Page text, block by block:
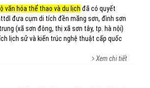
văn hóa thể thao và du lịch đã có quyết
đưa cụm di tích đền măng sơn, đình sơn
(xã sơn đông, thị xã sơn tây, tp. hà nội)
lịch sử và kiến trúc nghệ thuật cấp quốc
Xem chi tiết